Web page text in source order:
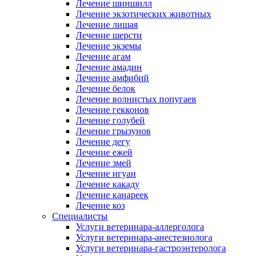
Лечение шиншилл
Лечение экзотических животных
Лечение лишая
Лечение шерсти
Лечение экземы
Лечение агам
Лечение амадин
Лечение амфибий
Лечение белок
Лечение волнистых попугаев
Лечение гекконов
Лечение голубей
Лечение грызунов
Лечение дегу
Лечение ежей
Лечение змей
Лечение игуан
Лечение какаду
Лечение канареек
Лечение коз
Специалисты
Услуги ветеринара-аллерголога
Услуги ветеринара-анестезиолога
Услуги ветеринара-гастроэнтеролога